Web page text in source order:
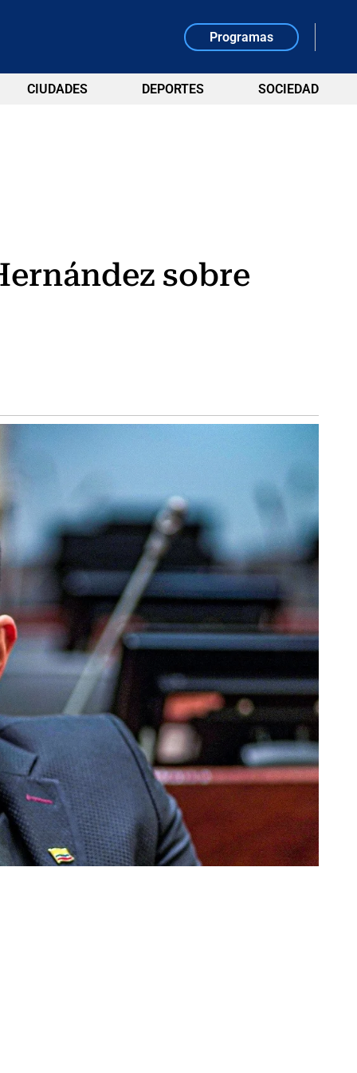
Programas
CIUDADES DEPORTES SOCIEDAD
sobre